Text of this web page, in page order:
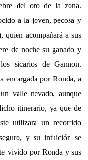
del oro de la zona.
a la joven, pecosa y
quien acompañará a sus
de noche su ganado y
sicarios de Gannon.
encargada por Ronda, a
valle nevado, aunque
itinerario, ya que de
utilizará un recorrido
y su intuición se
vivido por Ronda y sus